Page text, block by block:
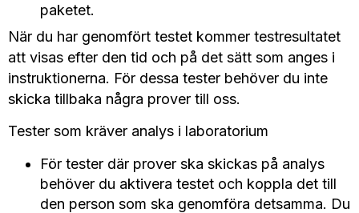
paketet.
När du har genomfört testet kommer testresultatet
att visas efter den tid och på det sätt som anges i
instruktionerna. För dessa tester behöver du inte
skicka tillbaka några prover till oss.
Tester som kräver analys i laboratorium
För tester där prover ska skickas på analys
behöver du aktivera testet och koppla det till
den person som ska genomföra detsamma. Du